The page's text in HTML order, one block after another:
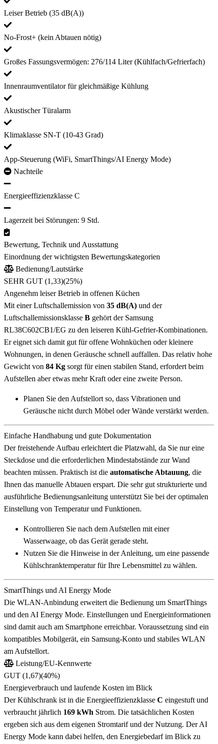
Leiser Betrieb (35 dB(A))
No-Frost+ (kein Abtauen nötig)
Großes Fassungsvermögen: 276/114 Liter (Kühlfach/Gefrierfach)
Innenraumventilator für gleichmäßige Kühlung
Akustischer Türalarm
Klimaklasse SN-T (10-43 Grad)
App-Steuerung (WiFi, SmartThings/AI Energy Mode)
Nachteile
Energieeffizienzklasse C
Lagerzeit bei Störungen: 9 Std.
Bewertung, Technik und Ausstattung
Einordnung der wichtigsten Bewertungskategorien
Bedienung/Lautstärke
SEHR GUT (1,33)(25%)
Angenehm leiser Betrieb in offenen Küchen
Mit einer Luftschallemission von 35 dB(A) und der
Luftschallemissionsklasse B gehört der Samsung
RL38C602CB1/EG zu den leiseren Kühl-Gefrier-Kombinationen.
Er eignet sich damit gut für offene Wohnküchen oder kleinere
Wohnungen, in denen Geräusche schnell auffallen. Das relativ hohe
Gewicht von 84 Kg sorgt für einen stabilen Stand, erfordert beim
Aufstellen aber etwas mehr Kraft oder eine zweite Person.
Planen Sie den Aufstellort so, dass Vibrationen und
Geräusche nicht durch Möbel oder Wände verstärkt werden.
Einfache Handhabung und gute Dokumentation
Der freistehende Aufbau erleichtert die Platzwahl, da Sie nur eine
Steckdose und die erforderlichen Mindestabstände zur Wand
beachten müssen. Praktisch ist die automatische Abtauung, die
Ihnen das manuelle Abtauen erspart. Die sehr gut strukturierte und
ausführliche Bedienungsanleitung unterstützt Sie bei der optimalen
Einstellung von Temperatur und Funktionen.
Kontrollieren Sie nach dem Aufstellen mit einer
Wasserwaage, ob das Gerät gerade steht.
Nutzen Sie die Hinweise in der Anleitung, um eine passende
Kühlschranktemperatur für Ihre Lebensmittel zu wählen.
SmartThings und AI Energy Mode
Die WLAN-Anbindung erweitert die Bedienung um SmartThings
und den AI Energy Mode. Einstellungen und Energieinformationen
sind damit auch am Smartphone erreichbar. Voraussetzung sind ein
kompatibles Mobilgerät, ein Samsung-Konto und stabiles WLAN
am Aufstellort.
Leistung/EU-Kennwerte
GUT (1,67)(40%)
Energieverbrauch und laufende Kosten im Blick
Der Kühlschrank ist in die Energieeffizienzklasse C eingestuft und
verbraucht jährlich 169 kWh Strom. Die tatsächlichen Kosten
ergeben sich aus dem eigenen Stromtarif und der Nutzung. Der AI
Energy Mode kann dabei helfen, den Energiebedarf im Blick zu